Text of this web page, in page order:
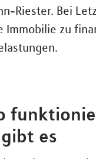
Riester. Bei
Immobilie zu
es